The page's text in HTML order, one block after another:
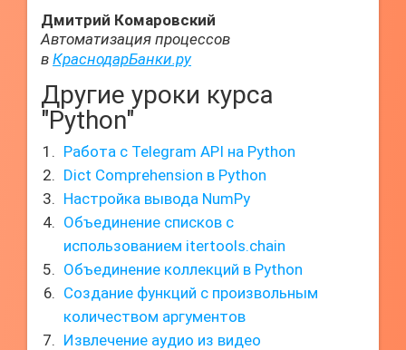
Дмитрий Комаровский
Автоматизация процессов
в КраснодарБанки.ру
Другие уроки курса
"Python"
Работа с Telegram API на Python
Dict Comprehension в Python
Настройка вывода NumPy
Объединение списков с
использованием itertools.chain
Объединение коллекций в Python
Создание функций с произвольным
количеством аргументов
Извлечение аудио из видео